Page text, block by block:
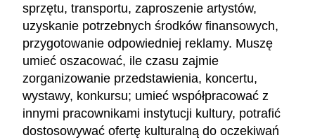
sprzętu, transportu, zaproszenie artystów,
uzyskanie potrzebnych środków finansowych,
przygotowanie odpowiedniej reklamy. Muszę
umieć oszacować, ile czasu zajmie
zorganizowanie przedstawienia, koncertu,
wystawy, konkursu; umieć współpracować z
innymi pracownikami instytucji kultury, potrafić
dostosowywać ofertę kulturalną do oczekiwań